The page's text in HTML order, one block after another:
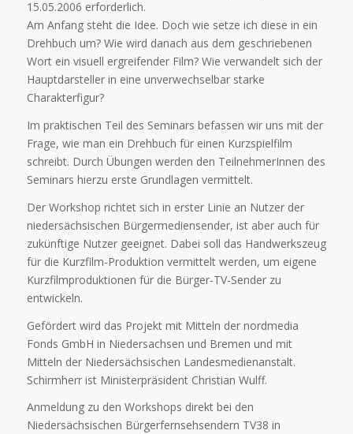
15.05.2006 erforderlich.
Am Anfang steht die Idee. Doch wie setze ich diese in ein
Drehbuch um? Wie wird danach aus dem geschriebenen
Wort ein visuell ergreifender Film? Wie verwandelt sich der
Hauptdarsteller in eine unverwechselbar starke
Charakterfigur?
Im praktischen Teil des Seminars befassen wir uns mit der
Frage, wie man ein Drehbuch für einen Kurzspielfilm
schreibt. Durch Übungen werden den TeilnehmerInnen des
Seminars hierzu erste Grundlagen vermittelt.
Der Workshop richtet sich in erster Linie an Nutzer der
niedersächsischen Bürgermediensender, ist aber auch für
zukünftige Nutzer geeignet. Dabei soll das Handwerkszeug
für die Kurzfilm-Produktion vermittelt werden, um eigene
Kurzfilmproduktionen für die Bürger-TV-Sender zu
entwickeln.
Gefördert wird das Projekt mit Mitteln der nordmedia
Fonds GmbH in Niedersachsen und Bremen und mit
Mitteln der Niedersächsischen Landesmedienanstalt.
Schirmherr ist Ministerpräsident Christian Wulff.
Anmeldung zu den Workshops direkt bei den
Niedersächsischen Bürgerfernsehsendern TV38 in